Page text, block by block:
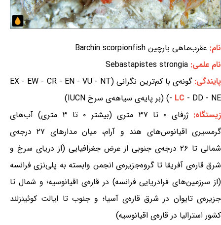
نام: عقرب‌ماهی بارچین Barchin scorpionfish
نام علمی: Sebastapistes strongia
پایندگی:
گونه‌ی با کم‌ترین نگرانی (EX - EW - CR - EN - VU - NT
- LC - DD - NE) (بر پایه‌ی سیاهه‌ی سرخ IUCN)
زیستگاه:
ژرفای ۰ تا ۳۷ متری (بیشتر ۰ تا ۳ متری) آب‌های
گرمسیری اقیانوس‌های هند و آرام، میان مدارهای ۲۷ درجه‌ی
شمالی تا ۲۶ درجه‌ی جنوبی از عرض جغرافیایی (از دریای سرخ و
شرق قاره‌ی آفریقا تا گروه‌جزیره‌ی انجمن وابسته به پلی‌نزی فرانسه
(از سرزمین‌های فرادریایی فرانسه) در قاره‌ی اقیانوسیه؛ و شمال تا
جزیره‌ی تایوان در شرق قاره‌ی آسیا؛ و جنوب تا ایالت کوئینزلند
کشور استرالیا در قاره‌ی اقیانوسیه)